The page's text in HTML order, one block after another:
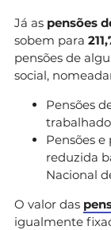
Já as pensões
sobem para
pensões de
social,
Pensões
Pensões
reduzida
Nacional
O valor das
igualmente